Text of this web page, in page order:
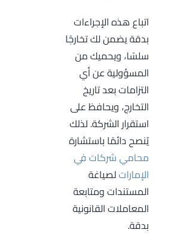
اتباع هذه الإجراءات
بدقة يضمن لك تخارجًا
سلسًا، ويحميك من
المسؤولية عن أي
التزامات بعد تاريخ
التخارج، ويحافظ على
استقرار الشركة. لذلك
يُنصح دائمًا باستشارة
محامي شركات في
الإماراتلصياغة
المستندات ومتابعة
المعاملات القانونية
بدقة.